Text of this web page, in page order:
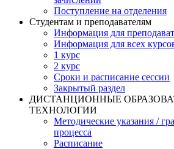
Поступление на отделения
Студентам и преподавателям
Информация для
Информация для всех
1 курс
2 курс
Сроки и расписание сессии
Закрытый раздел
ДИСТАНЦИОННЫЕ
ТЕХНОЛОГИИ
Методические указания /
процесса
Расписание